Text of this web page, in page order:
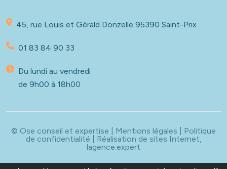
45, rue Louis et Gérald Donzelle 95390 Saint-Prix
01 83 84 90 33
Du lundi au vendredi
de 9h00 à 18h00
© Ose conseil et expertise | Mentions légales
Politique
de confidentialité | Réalisation de sites Internet,
lagence.expert